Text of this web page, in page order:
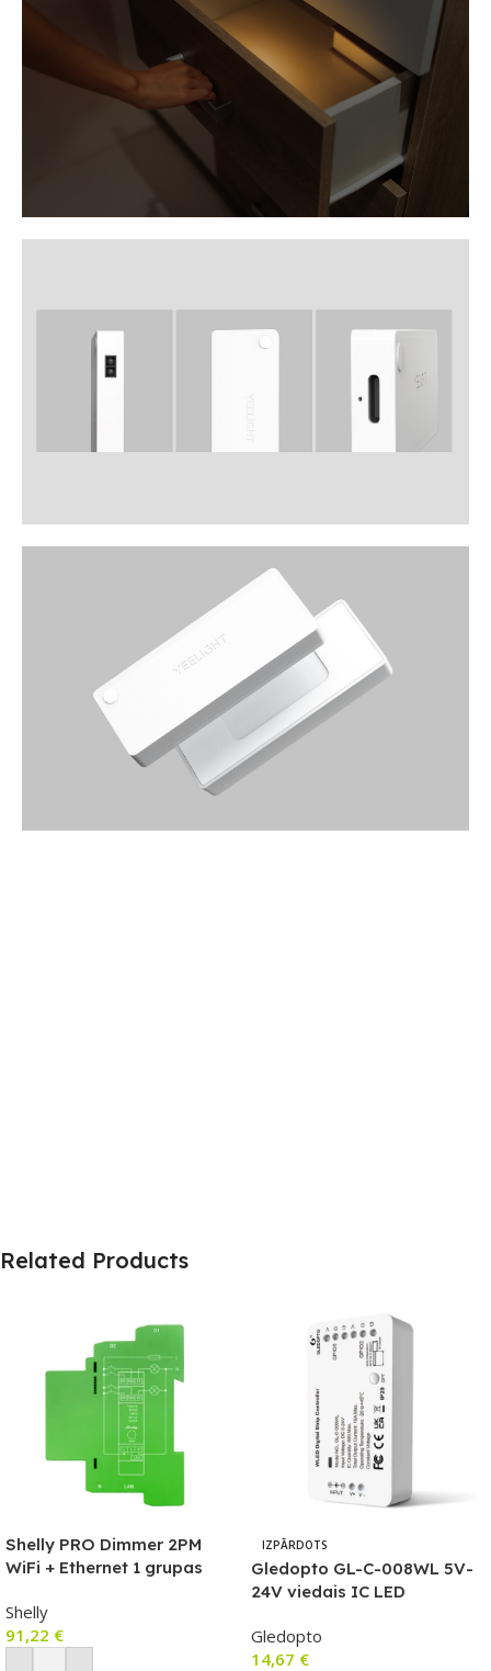
Related Products
Shelly PRO Dimmer 2PM
WiFi + Ethernet 1 grupas
sliedes atbalstu
Shelly
91,22 €
IZPĀRDOTS
Gledopto GL-C-008WL 5V-
24V viedais IC LED
programmaparatūra)
Gledopto
14,67 €